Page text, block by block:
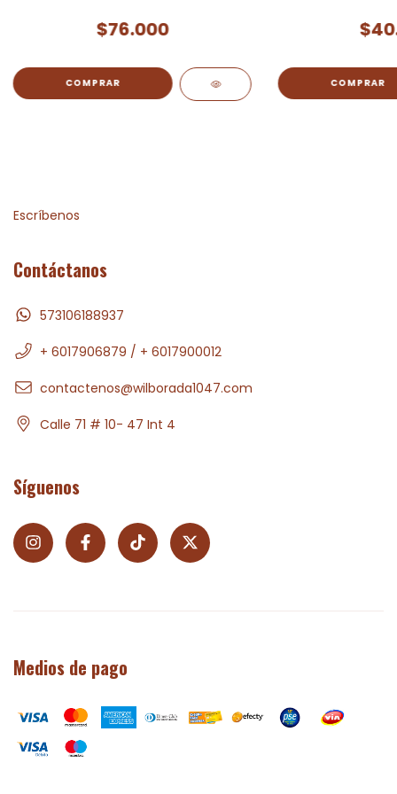
$76.000
Escríbenos
Contáctanos
573106188937
+ 6017906879 / + 6017900012
contactenos@wilborada1047.com
Calle 71 # 10- 47 Int 4
Síguenos
Medios de pago